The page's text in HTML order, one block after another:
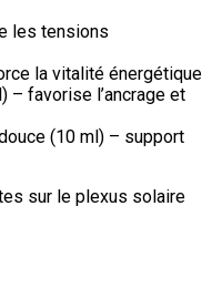
les tensions
la vitalité énergétique
– favorise l’ancrage et
(10 ml) – support
sur le plexus solaire